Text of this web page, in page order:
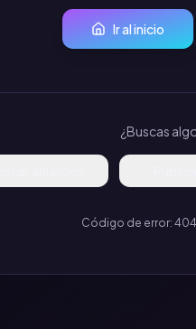
Ir al inicio
¿Buscas
Código de error: